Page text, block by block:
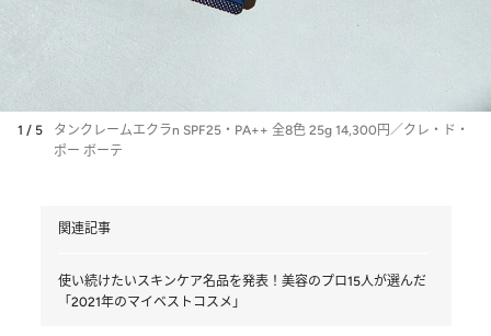
1 / 5
タンクレームエクラn SPF25・PA++ 全8色 25g 14,300円／クレ・ド・
ポー ボーテ
関連記事
使い続けたいスキンケア名品を発表！美容のプロ15人が選んだ
「2021年のマイベストコスメ」